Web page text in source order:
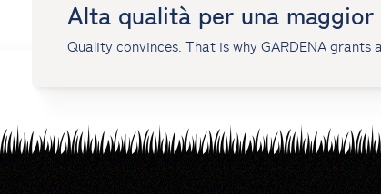
Alta qualità per una
Quality convinces. That is why GARDENA